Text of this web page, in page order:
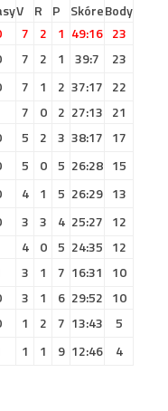
V R P SkóreBody
7 2 1 49:16 23
7 2 1 39:7
23
7 1 2 37:17 22
7 0 2 27:13 21
5 2 3 38:17 17
5 0 5 26:28 15
4 1 5 26:29 13
3 3 4 25:27 12
4 0 5 24:35 12
3 1 7 16:31
10
3 1 6 29:52 10
1 2 7 13:43
5
1 1 9 12:46 4